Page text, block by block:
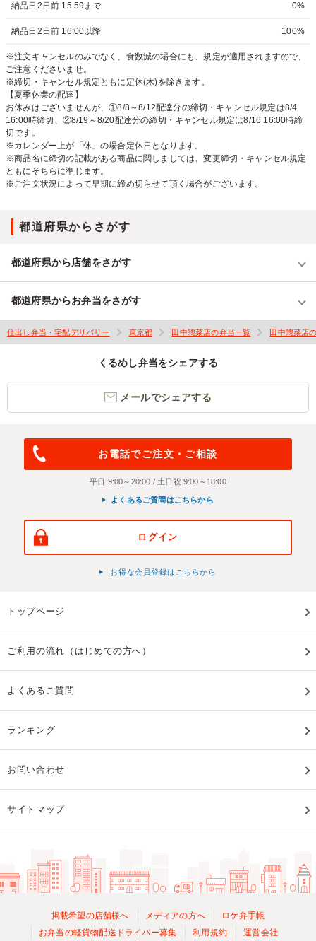
納品日2日前 15:59まで 0%
納品日2日前 16:00以降 100%
※注文キャンセルのみでなく、食数減の場合にも、規定が適用されますので、
ご注意くださいませ。
※締切・キャンセル規定ともに定休(木)を除きます。
【夏季休業の配達】
お休みはございませんが、①8/8～8/12配達分の締切・キャンセル規定は8/4
16:00時締切、②8/19～8/20配達分の締切・キャンセル規定は8/16 16:00時締
切です。
※カレンダー上が「休」の場合定休日となります。
※商品名に締切の記載がある商品に関しましては、変更締切・キャンセル規定
ともにそちらに準じます。
※ご注文状況によって早期に締め切らせて頂く場合がございます。
都道府県からさがす
都道府県から店舗をさがす
都道府県からお弁当をさがす
仕出し弁当・宅配デリバリー 東京都 田中惣菜店の弁当一覧 田中惣菜店
くるめし弁当をシェアする
メールでシェアする
お電話でご注文・ご相談
平日 9:00～20:00 / 土日祝 9:00～18:00
よくあるご質問はこちらから
ログイン
お得な会員登録はこちらから
トップページ
ご利用の流れ（はじめての方へ）
よくあるご質問
ランキング
お問い合わせ
サイトマップ
掲載希望の店舗様へ メディアの方へ
ロケ弁手帳
お弁当の軽貨物配送ドライバー募集
利用規約 運営会社